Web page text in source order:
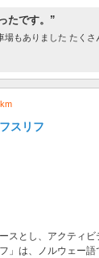
たです。”
もありました たくさ
スリフ
スとし、アクティビ
」は、ノルウェー